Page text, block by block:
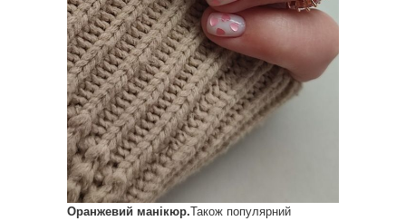
Оранжевий манікюр.Також популярний